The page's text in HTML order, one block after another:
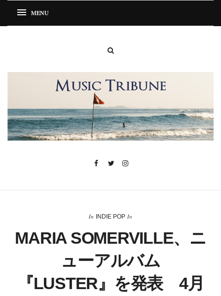
In INDIE POP In
MARIA SOMERVILLE、ニ
ューアルバム
『LUSTER』を発表 4月